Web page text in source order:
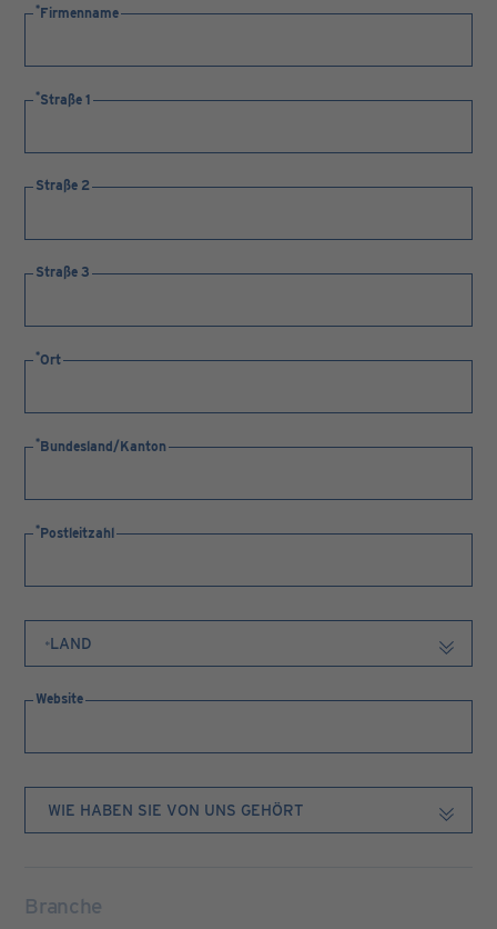
Firmenname
Straße 1
Straße 2
Straße 3
Ort
Bundesland/Kanton
Postleitzahl
Website
Branche